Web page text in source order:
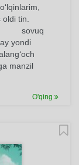
to‘lqinlarim,
tin.
sovuq
yondi
manzil
O'qing